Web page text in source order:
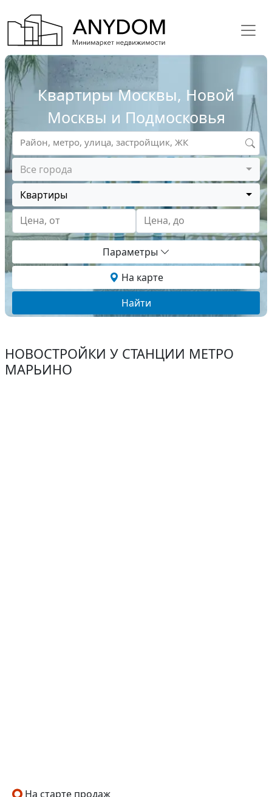
Квартиры Москвы, Новой
Москвы и Подмосковья
Все города
Квартиры
Цена, от
Цена, до
Район, метро, улица, застройщик, ЖК
Параметры
На карте
Найти
НОВОСТРОЙКИ У СТАНЦИИ МЕТРО
МАРЬИНО
На старте продаж